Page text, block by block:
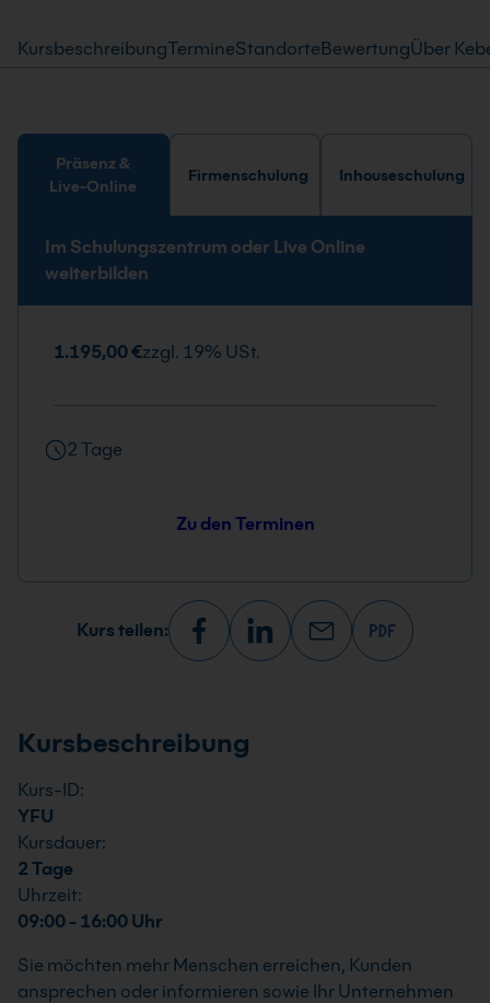
KursbeschreibungTermineStandorteBewertungÜber
Präsenz &
Live-Online
Firmenschulung Inhouseschulung
Im Schulungszentrum oder Live Online
weiterbilden
1.195,00 €zzgl. 19% USt.
2 Tage
Zu den Terminen
Kurs teilen:
Kursbeschreibung
Kurs-ID:
YFU
Kursdauer:
2 Tage
Uhrzeit:
09:00 - 16:00 Uhr
Sie möchten mehr Menschen erreichen, Kunden
ansprechen oder informieren sowie Ihr Unternehmen